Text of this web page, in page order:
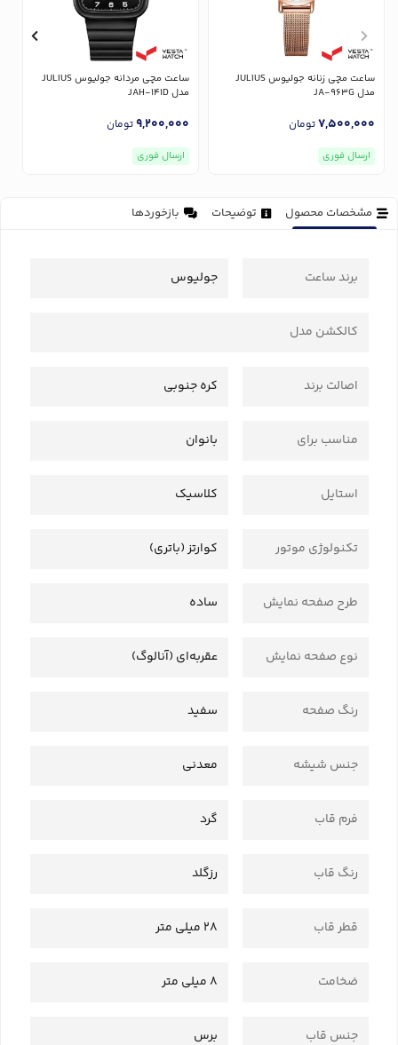
ساعت مچی زنانه جولیوس JULIUS
مدل JA-963G
7,500,000تومان
ارسال فوری
ساعت مچی مردانه جولیوس JULIUS
مدل JAH-141D
9,200,000تومان
ارسال فوری
مشخصات محصول توضیحات بازخوردها
برند ساعت جولیوس
کالکشن مدل
اصالت برند کره جنوبی
مناسب برای بانوان
استایل کلاسیک
تکنولوژی موتور کوارتز (باتری)
طرح صفحه نمایش ساده
نوع صفحه نمایش عقربه‌ای (آنالوگ)
رنگ صفحه سفید
جنس شیشه معدنی
فرم قاب گرد
رنگ قاب رزگلد
قطر قاب 28 میلی متر
ضخامت 8 میلی متر
جنس قاب برس